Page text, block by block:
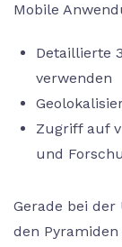
Mobile
Detaillierte
verwenden
Zugriff auf
und
Gerade bei
den